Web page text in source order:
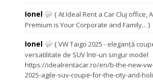
Ionel
{ At Ideal Rent a Car Cluj office,
Premium is Your Corporate and Family... }
Ionel
{ VW Taigo 2025 - eleganță
versatilitate de SUV într-un singur model
https://idealrentacar.ro/en/b-the-new-
2025-agile-suv-coupe-for-the-city-and-